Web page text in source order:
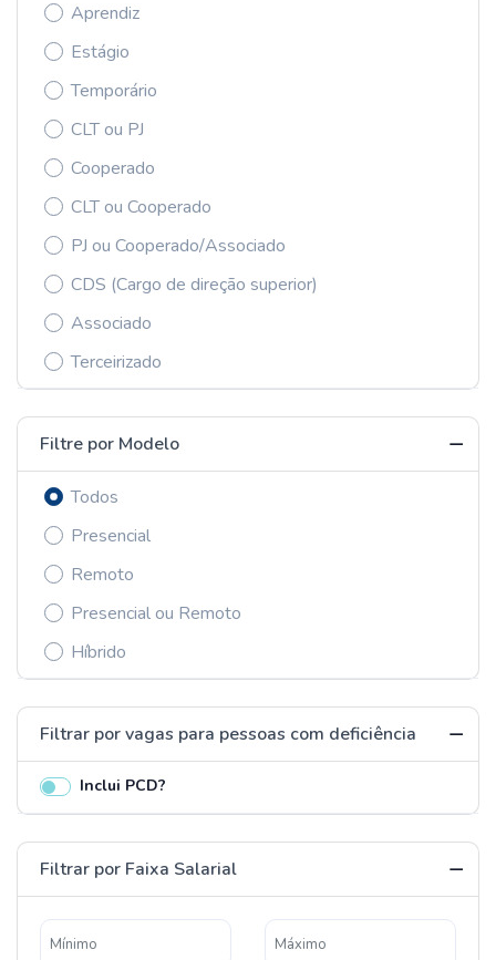
Aprendiz
Estágio
Temporário
CLT ou PJ
Cooperado
CLT ou Cooperado
PJ ou Cooperado/Associado
CDS (Cargo de direção superior)
Associado
Terceirizado
Filtre por Modelo
Todos
Presencial
Remoto
Presencial ou Remoto
Híbrido
Filtrar por vagas para pessoas com deficiência
Inclui PCD?
Filtrar por Faixa Salarial